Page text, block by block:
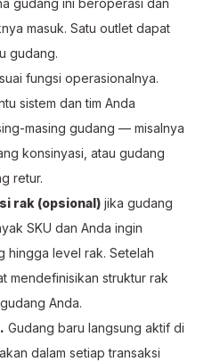
gudang ini beroperasi dan
masuk. Satu outlet dapat
gudang.
fungsi operasionalnya.
sistem dan tim Anda
masing gudang — misalnya
konsinyasi, atau gudang
retur.
rak (opsional) jika gudang
SKU dan Anda ingin
hingga level rak. Setelah
mendefinisikan struktur rak
Anda.
Gudang baru langsung aktif di
dalam setiap transaksi